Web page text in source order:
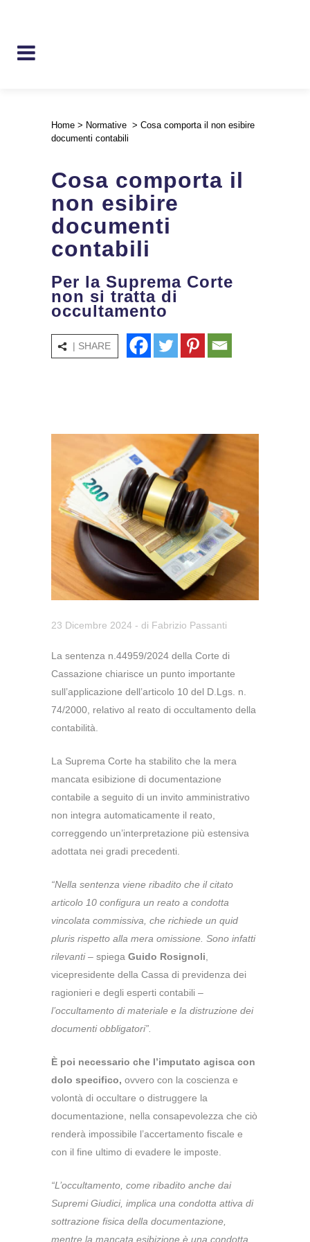
Home > Normative > Cosa comporta il non esibire
documenti contabili
Cosa comporta il
non esibire
documenti
contabili
Per la Suprema Corte
non si tratta di
occultamento
| SHARE
23 Dicembre 2024 - di Fabrizio Passanti
La sentenza n.44959/2024 della Corte di
Cassazione chiarisce un punto importante
sull’applicazione dell’articolo 10 del D.Lgs. n.
74/2000, relativo al reato di occultamento della
contabilità.
La Suprema Corte ha stabilito che la mera
mancata esibizione di documentazione
contabile a seguito di un invito amministrativo
non integra automaticamente il reato,
correggendo un’interpretazione più estensiva
adottata nei gradi precedenti.
“Nella sentenza viene ribadito che il citato
articolo 10 configura un reato a condotta
vincolata commissiva, che richiede un quid
pluris rispetto alla mera omissione. Sono infatti
rilevanti– spiega Guido Rosignoli
vicepresidente della Cassa di previdenza dei
ragionieri e degli esperti contabili –
l’occultamento di materiale e la distruzione dei
documenti obbligatori”.
È poi necessario che l’imputato agisca con
dolo specifico, ovvero con la coscienza e
volontà di occultare o distruggere la
documentazione, nella consapevolezza che ciò
renderà impossibile l’accertamento fiscale e
con il fine ultimo di evadere le imposte.
“L’occultamento, come ribadito anche dai
Supremi Giudici, implica una condotta attiva di
sottrazione fisica della documentazione,
mentre la mancata esibizione è una condotta